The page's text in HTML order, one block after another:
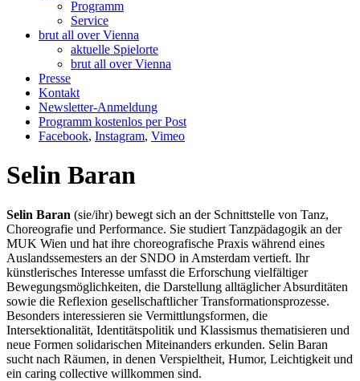
Programm
Service
brut all over Vienna
aktuelle Spielorte
brut all over Vienna
Presse
Kontakt
Newsletter-Anmeldung
Programm kostenlos per Post
Facebook, Instagram, Vimeo
Selin Baran
Selin Baran (sie/ihr) bewegt sich an der Schnittstelle von Tanz,
Choreografie und Performance. Sie studiert Tanzpädagogik an der
MUK Wien und hat ihre choreografische Praxis während eines
Auslandssemesters an der SNDO in Amsterdam vertieft. Ihr
künstlerisches Interesse umfasst die Erforschung vielfältiger
Bewegungsmöglichkeiten, die Darstellung alltäglicher Absurditäten
sowie die Reflexion gesellschaftlicher Transformationsprozesse.
Besonders interessieren sie Vermittlungsformen, die
Intersektionalität, Identitätspolitik und Klassismus thematisieren und
neue Formen solidarischen Miteinanders erkunden. Selin Baran
sucht nach Räumen, in denen Verspieltheit, Humor, Leichtigkeit und
ein caring collective willkommen sind.